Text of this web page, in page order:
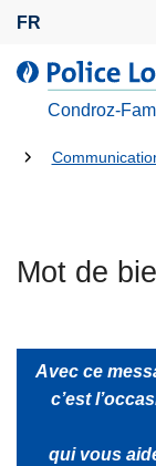
FR
l
o
e
c
Condroz-
Tu
Mot de
Avec ce
c’est
qui vous